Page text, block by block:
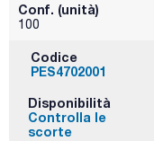
Conf. (unità)
100
Codice
PES4702001
Disponibilità
Controlla le
scorte